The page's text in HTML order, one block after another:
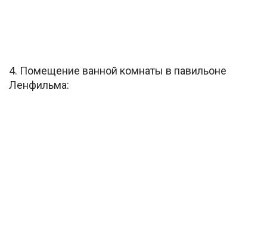
4. Помещение ванной комнаты в павильоне
Ленфильма: